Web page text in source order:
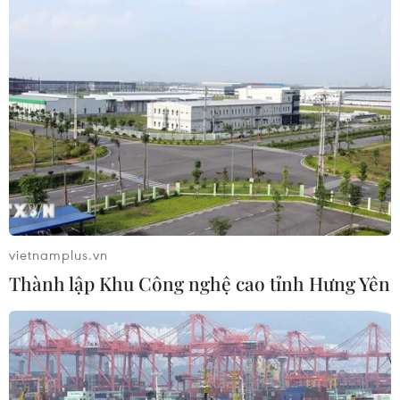
Hoa Kỳ
05/08/2026 12:29
Mỹ truy tố đối tượng bị bắt tại sân
golf của Tổng thống Trump
05/08/2026 06:57
và phế liệu vonfram trong một năm
05/08/2026 06:53
vietnamplus.vn
Thành lập Khu Công nghệ cao tỉnh Hưng Yên